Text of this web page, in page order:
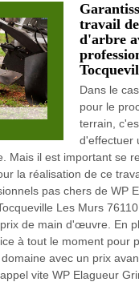
travail de
d'arbre
Dans le
pour le
terrain,
d'effectuer
Mais il est important se
la réalisation de ce
pas chers de WP
Les Murs
de main d'œuvre. En
à tout le moment pour
avec un prix
vite WP Elagueur